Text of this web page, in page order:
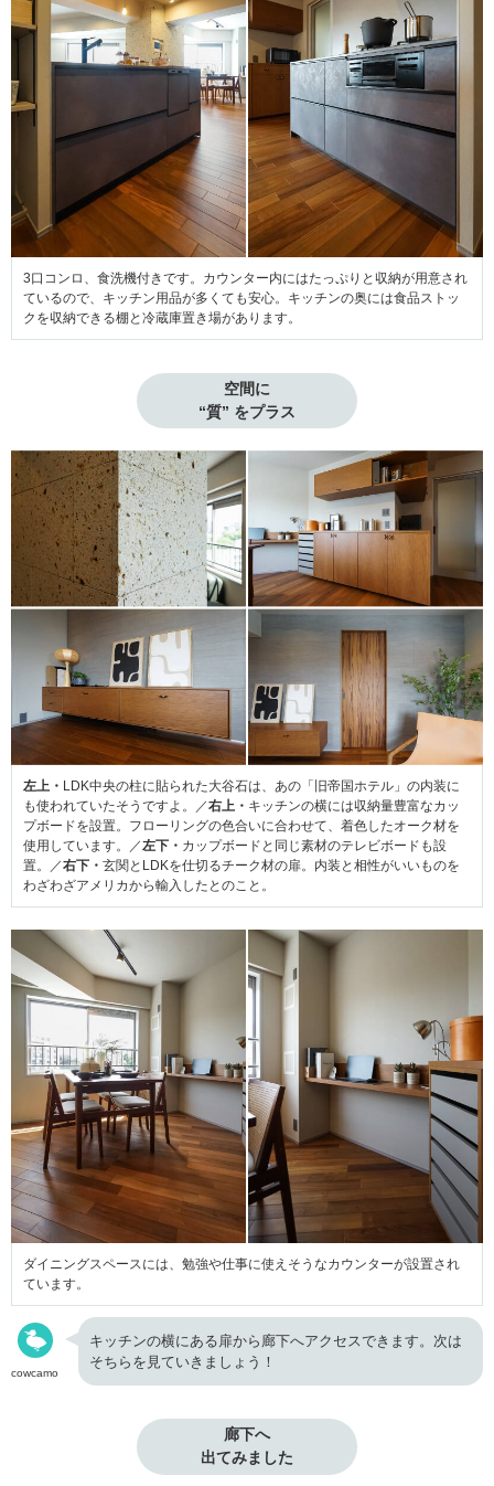
3口コンロ、食洗機付きです。カウンター内にはたっぷりと収納が用意され
ているので、キッチン用品が多くても安心。キッチンの奥には食品ストッ
クを収納できる棚と冷蔵庫置き場があります。
空間に
“質” をプラス
左上・ LDK中央の柱に貼られた大谷石は、あの「旧帝国ホテル」の内装に
も使われていたそうですよ。／右上・ キッチンの横には収納量豊富なカッ
プボードを設置。フローリングの色合いに合わせて、着色したオーク材を
使用しています。／左下・ カップボードと同じ素材のテレビボードも設
置。／右下・ 玄関とLDKを仕切るチーク材の扉。内装と相性がいいものを
わざわざアメリカから輸入したとのこと。
ダイニングスペースには、勉強や仕事に使えそうなカウンターが設置され
ています。
cowcamo
キッチンの横にある扉から廊下へアクセスできます。次は
そちらを見ていきましょう！
廊下へ
出てみました